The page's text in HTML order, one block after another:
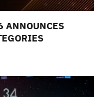
ANNOUNCES